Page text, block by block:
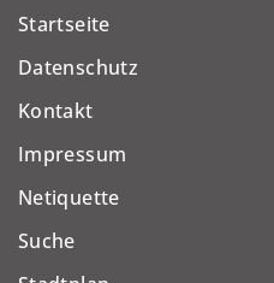
Startseite
Datenschutz
Kontakt
Impressum
Netiquette
Suche